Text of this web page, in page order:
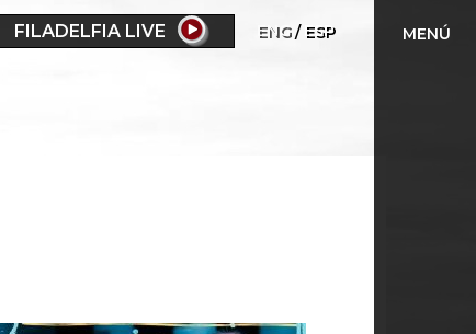
FILADELFIA LIVE ENG ESP MENÚ